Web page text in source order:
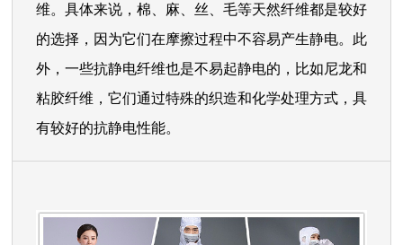
维。具体来说，棉、麻、丝、毛等天然纤维都是较好
的选择，因为它们在摩擦过程中不容易产生静电。此
外，一些抗静电纤维也是不易起静电的，比如尼龙和
粘胶纤维，它们通过特殊的织造和化学处理方式，具
有较好的抗静电性能。